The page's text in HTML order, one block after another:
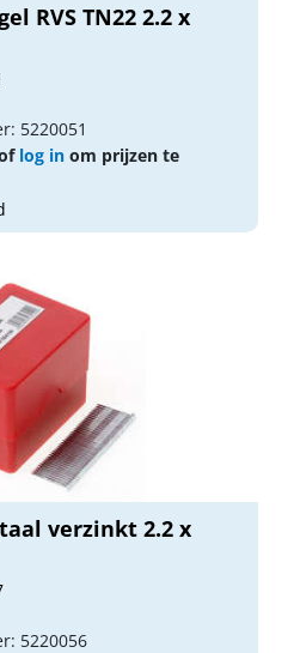
RVS TN22 2.2 x
5220051
log in om prijzen te
verzinkt 2.2 x
5220056